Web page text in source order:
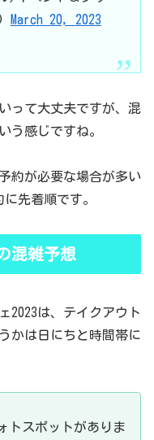
March 20, 2023
って大丈夫ですが、混
う感じですね。
約が必要な場合が多い
先着順です。
混雑予想
2023は、テイクアウト
かは日にちと時間帯に
トスポットがありま